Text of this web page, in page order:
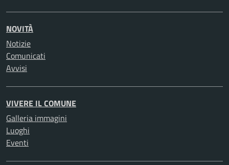
NOVITÀ
Notizie
Comunicati
Avvisi
VIVERE IL COMUNE
Galleria immagini
Luoghi
Eventi